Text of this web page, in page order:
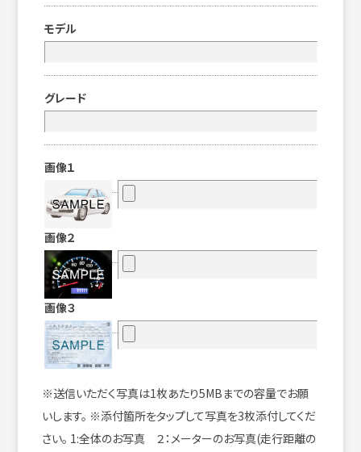
モデル
グレード
画像１
画像２
画像３
※送信いただく写真は1枚あたり5MBまでの容量でお願
いします。 ※添付箇所をタップして写真を3枚添付してくだ
さい。 1:全体のお写真 ２：メーターのお写真(走行距離の